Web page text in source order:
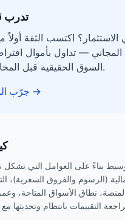
تدرب
الاستثمار؟ اكتسب الثقة
المجاني — تداول بأموال
السوق الحقيقية قبل المخاطرة بأي سنت.
جرّب →
بناءً على العوامل التي تشكل
(الرسوم والفروق السعرية)،
نطاق الأسواق المتاحة،